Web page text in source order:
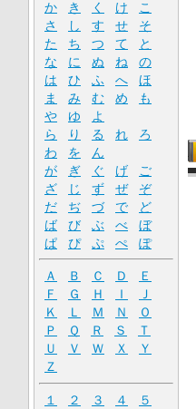
か
き く け
こ
さ
し す せ
そ
た
ち つ て
と
な
に ぬ ね
の
は
ひ ふ へ
ほ
ま
み む め
も
や
ゆ
よ
ら
り る れ
ろ
わ
を
ん
が
ぎ ぐ げ
ご
ざ
じ ず ぜ
ぞ
だ
ぢ づ で
ど
ば
び ぶ べ
ぼ
ぱ
ぴ ぷ ぺ ぽ
Ａ Ｂ Ｃ Ｄ
Ｅ
Ｆ
Ｇ Ｈ Ｉ
Ｊ
Ｋ
Ｌ Ｍ Ｎ
Ｏ
Ｐ
Ｑ Ｒ Ｓ
Ｔ
Ｕ
Ｖ Ｗ Ｘ
Ｙ
Ｚ
１ ２ ３ ４
５